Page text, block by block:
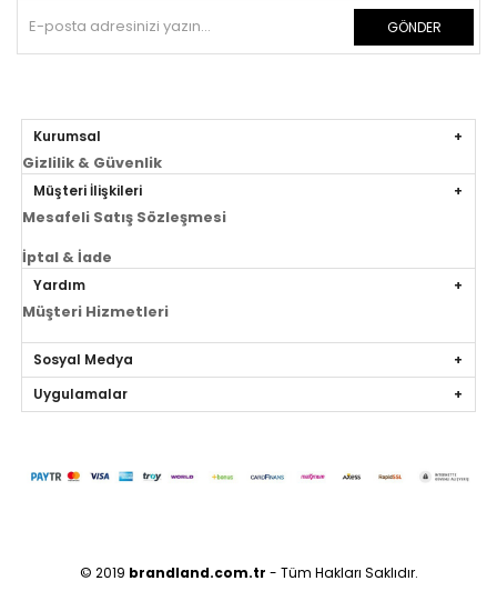
GÖNDER
Kurumsal
Gizlilik & Güvenlik
Müşteri İlişkileri
Mesafeli Satış Sözleşmesi
İptal & İade
Yardım
Müşteri Hizmetleri
Sosyal Medya
Uygulamalar
© 2019 brandland.com.tr - Tüm Hakları Saklıdır.